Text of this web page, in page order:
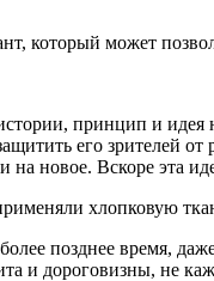
который может
принцип и
его зрителей
на новое. Вскоре эта
хлопковую
позднее время,
и дороговизны, не